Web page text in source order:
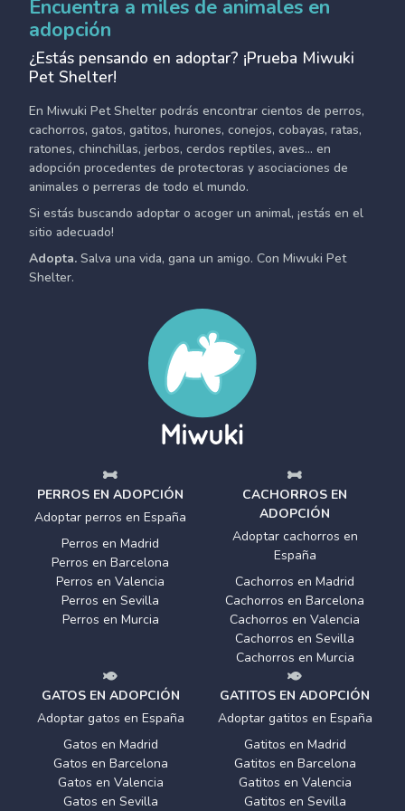
Encuentra a miles de animales en
adopción
¿Estás pensando en adoptar? ¡Prueba Miwuki
Pet Shelter!
En Miwuki Pet Shelter podrás encontrar cientos de perros,
cachorros, gatos, gatitos, hurones, conejos, cobayas, ratas,
ratones, chinchillas, jerbos, cerdos reptiles, aves... en
adopción procedentes de protectoras y asociaciones de
animales o perreras de todo el mundo.
Si estás buscando adoptar o acoger un animal, ¡estás en el
sitio adecuado!
Adopta. Salva una vida, gana un amigo. Con Miwuki Pet
Shelter.
PERROS EN ADOPCIÓN
Adoptar perros en España
Perros en Madrid
Perros en Barcelona
Perros en Valencia
Perros en Sevilla
Perros en Murcia
CACHORROS EN
ADOPCIÓN
Adoptar cachorros en
España
Cachorros en Madrid
Cachorros en Barcelona
Cachorros en Valencia
Cachorros en Sevilla
Cachorros en Murcia
GATOS EN ADOPCIÓN
Adoptar gatos en España
Gatos en Madrid
Gatos en Barcelona
Gatos en Valencia
Gatos en Sevilla
GATITOS EN ADOPCIÓN
Adoptar gatitos en España
Gatitos en Madrid
Gatitos en Barcelona
Gatitos en Valencia
Gatitos en Sevilla